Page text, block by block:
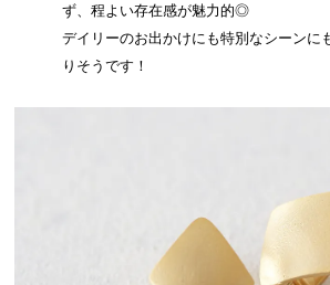
ず、程よい存在感が魅力的◎
デイリーのお出かけにも特別なシーンに
りそうです！